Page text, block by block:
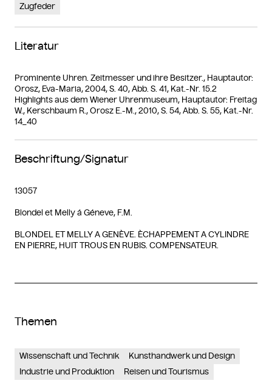
Zugfeder
Literatur
Prominente Uhren. Zeitmesser und ihre Besitzer., Hauptautor:
Orosz, Eva-Maria, 2004, S. 40, Abb. S. 41, Kat.-Nr. 15.2
Highlights aus dem Wiener Uhrenmuseum, Hauptautor: Freitag
W., Kerschbaum R., Orosz E.-M., 2010, S. 54, Abb. S. 55, Kat.-Nr.
14_40
Beschriftung/Signatur
13057
Blondel et Melly á Géneve, F.M.
BLONDEL ET MELLY A GENÈVE. ÈCHAPPEMENT A CYLINDRE
EN PIERRE, HUIT TROUS EN RUBIS. COMPENSATEUR.
Themen
Wissenschaft und Technik
Kunsthandwerk und Design
Industrie und Produktion
Reisen und Tourismus